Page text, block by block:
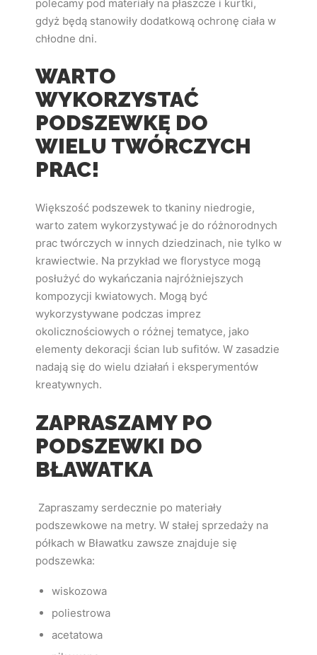
polecamy pod materiały na płaszcze i kurtki,
gdyż będą stanowiły dodatkową ochronę ciała w
chłodne dni.
WARTO
WYKORZYSTAĆ
PODSZEWKĘ DO
WIELU TWÓRCZYCH
PRAC!
Większość podszewek to tkaniny niedrogie,
warto zatem wykorzystywać je do różnorodnych
prac twórczych w innych dziedzinach, nie tylko w
krawiectwie. Na przykład we florystyce mogą
posłużyć do wykańczania najróżniejszych
kompozycji kwiatowych. Mogą być
wykorzystywane podczas imprez
okolicznościowych o różnej tematyce, jako
elementy dekoracji ścian lub sufitów. W zasadzie
nadają się do wielu działań i eksperymentów
kreatywnych.
ZAPRASZAMY PO
PODSZEWKI DO
BŁAWATKA
Zapraszamy serdecznie po materiały
podszewkowe na metry. W stałej sprzedaży na
półkach w Bławatku zawsze znajduje się
podszewka:
wiskozowa
poliestrowa
acetatowa